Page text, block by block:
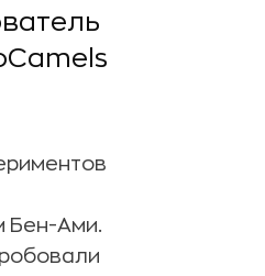
Бен-Ами.